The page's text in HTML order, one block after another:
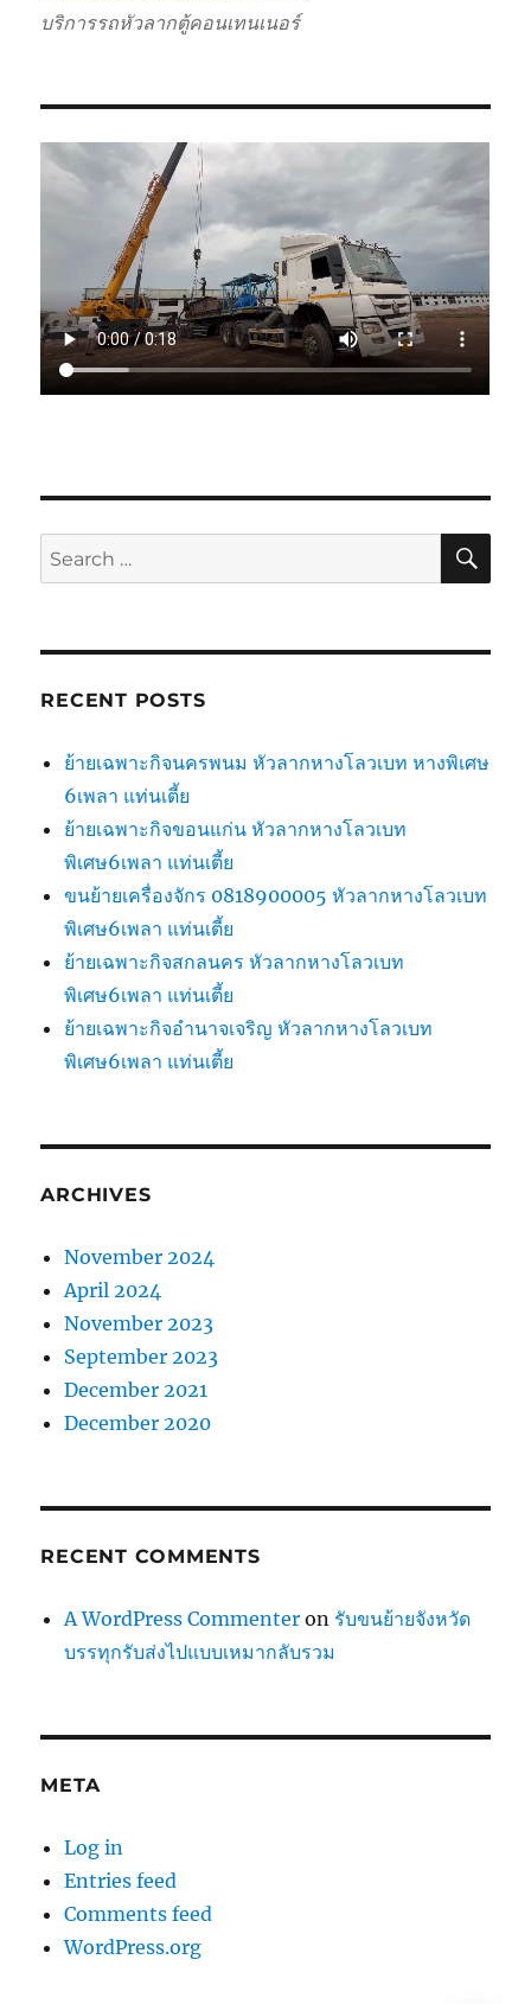
บริการรถหัวลากตู้คอนเทนเนอร์
Search
for:
RECENT POSTS
ย้ายเฉพาะกิจนครพนม หัวลากหางโลวเบท หางพิเศษ
6เพลา แท่นเตี้ย
ย้ายเฉพาะกิจขอนแก่น หัวลากหางโลวเบท
พิเศษ6เพลา แท่นเตี้ย
ขนย้ายเครื่องจักร 0818900005 หัวลากหางโลวเบท
พิเศษ6เพลา แท่นเตี้ย
ย้ายเฉพาะกิจสกลนคร หัวลากหางโลวเบท
พิเศษ6เพลา แท่นเตี้ย
ย้ายเฉพาะกิจอำนาจเจริญ หัวลากหางโลวเบท
พิเศษ6เพลา แท่นเตี้ย
ARCHIVES
November 2024
April 2024
November 2023
September 2023
December 2021
December 2020
RECENT COMMENTS
A WordPress Commenter on รับขนย้ายจังหวัด
บรรทุกรับส่งไปแบบเหมากลับรวม
META
Log in
Entries feed
Comments feed
WordPress.org